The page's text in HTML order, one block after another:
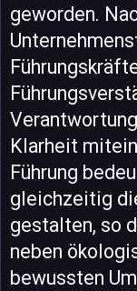
geworden.
Klarheit
Führung
gleichzeitig
gestalten, so
neben
bewussten